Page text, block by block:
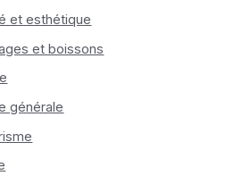
et esthétique
et boissons
générale